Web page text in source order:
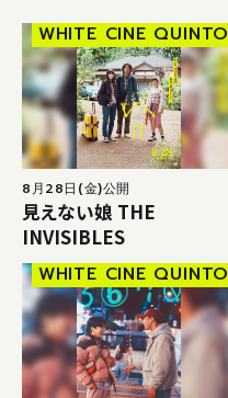
WHITE CINE QUINTO
8月28日(金)公開
見えない娘 THE
INVISIBLES
WHITE CINE QUINTO